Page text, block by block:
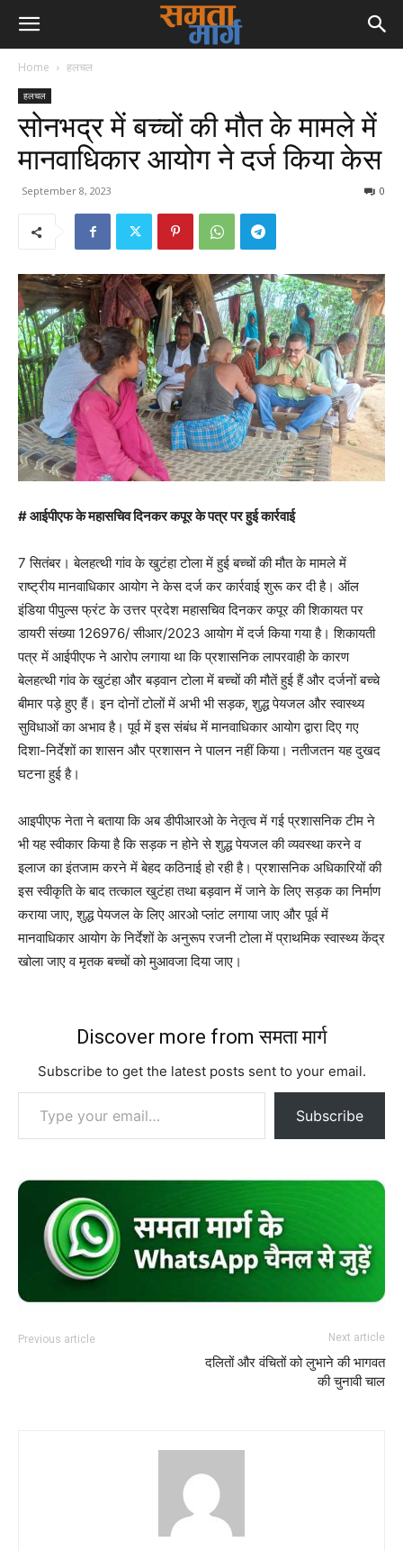
Home हलचल
हलचल
सोनभद्र में बच्चों की मौत के मामले में
मानवाधिकार आयोग ने दर्ज किया केस
September 8, 2023 0
# आईपीएफ के महासचिव दिनकर कपूर के पत्र पर हुई कार्रवाई
7 सितंबर। बेलहत्थी गांव के खुटंहा टोला में हुई बच्चों की मौत के मामले में
राष्ट्रीय मानवाधिकार आयोग ने केस दर्ज कर कार्रवाई शुरू कर दी है। ऑल
इंडिया पीपुल्स फ्रंट के उत्तर प्रदेश महासचिव दिनकर कपूर की शिकायत पर
डायरी संख्या 126976/ सीआर/2023 आयोग में दर्ज किया गया है। शिकायती
पत्र में आईपीएफ ने आरोप लगाया था कि प्रशासनिक लापरवाही के कारण
बेलहत्थी गांव के खुटंहा और बड़वान टोला में बच्चों की मौतें हुई हैं और दर्जनों बच्चे
बीमार पड़े हुए हैं। इन दोनों टोलों में अभी भी सड़क, शुद्ध पेयजल और स्वास्थ्य
सुविधाओं का अभाव है। पूर्व में इस संबंध में मानवाधिकार आयोग द्वारा दिए गए
दिशा-निर्देशों का शासन और प्रशासन ने पालन नहीं किया। नतीजतन यह दुखद
घटना हुई है।
आइपीएफ नेता ने बताया कि अब डीपीआरओ के नेतृत्व में गई प्रशासनिक टीम ने
भी यह स्वीकार किया है कि सड़क न होने से शुद्ध पेयजल की व्यवस्था करने व
इलाज का इंतजाम करने में बेहद कठिनाई हो रही है। प्रशासनिक अधिकारियों की
इस स्वीकृति के बाद तत्काल खुटंहा तथा बड़वान में जाने के लिए सड़क का निर्माण
कराया जाए, शुद्ध पेयजल के लिए आरओ प्लांट लगाया जाए और पूर्व में
मानवाधिकार आयोग के निर्देशों के अनुरूप रजनी टोला में प्राथमिक स्वास्थ्य केंद्र
खोला जाए व मृतक बच्चों को मुआवजा दिया जाए।
Discover more from समता मार्ग
Subscribe to get the latest posts sent to your email.
Type your email…
Subscribe
Previous article Next article
दलितों और वंचितों को लुभाने की भागवत
की चुनावी चाल